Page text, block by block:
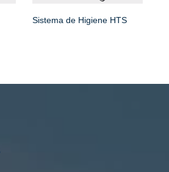
Sistema de Higiene HTS